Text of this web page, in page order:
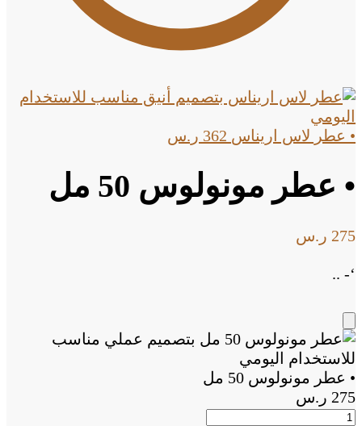
• عطر لاس اريناس 362 ر.س
• عطر مونولوس 50 مل
275 ر.س
‘- ..
Add
to
Cart
• عطر مونولوس 50 مل
275 ر.س
كمية